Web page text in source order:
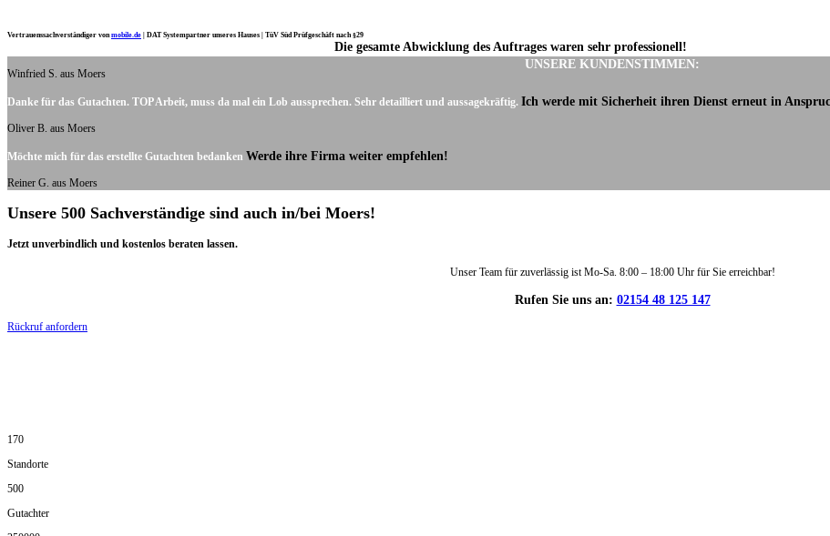
Vertrauenssachverständiger vonmobile.de DAT Systempartner unseres Hauses | TüV Süd Prüfgeschäft nach §29
UNSERE KUNDENSTIMMEN:
Die gesamte Abwicklung des Auftrages waren sehr professionell!
Winfried S. aus Moers
Danke für das Gutachten. TOP Arbeit, muss da mal ein Lob aussprechen. Sehr detailliert und aussagekräftig. Ich werde mit Sicherheit ihren Dienst erneut in
Oliver B. aus Moers
Möchte mich für das erstellte Gutachten bedanken Werde ihre Firma weiter empfehlen!
Reiner G. aus Moers
Unsere 500 Sachverständige sind auch in/bei Moers!
Jetzt unverbindlich und kostenlos beraten lassen.
Unser Team für zuverlässig ist Mo-Sa. 8:00 – 18:00 Uhr für Sie erreichbar!
Rufen Sie uns an: 02154 48 125 147
Rückruf anfordern
170
Standorte
500
Gutachter